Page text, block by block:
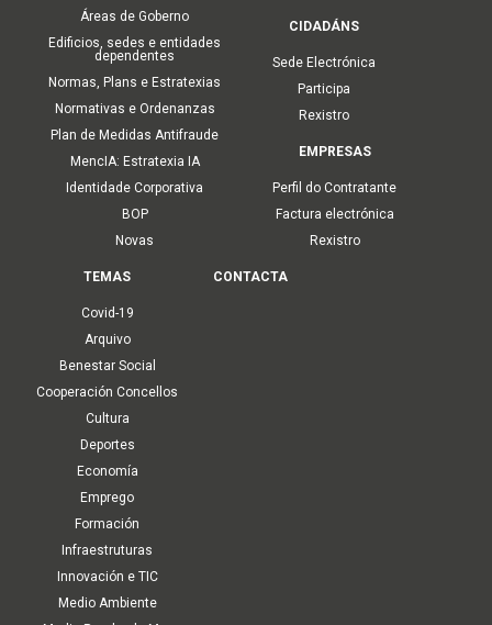
Áreas de Goberno
Edificios, sedes e entidades
dependentes
Normas, Plans e Estratexias
Normativas e Ordenanzas
Plan de Medidas Antifraude
MencIA: Estratexia IA
Identidade Corporativa
BOP
Novas
CIDADÁNS
Sede Electrónica
Participa
Rexistro
EMPRESAS
Perfil do Contratante
Factura electrónica
Rexistro
TEMAS
Covid-19
Arquivo
Benestar Social
Cooperación Concellos
Cultura
Deportes
Economía
Emprego
Formación
Infraestruturas
Innovación e TIC
Medio Ambiente
CONTACTA